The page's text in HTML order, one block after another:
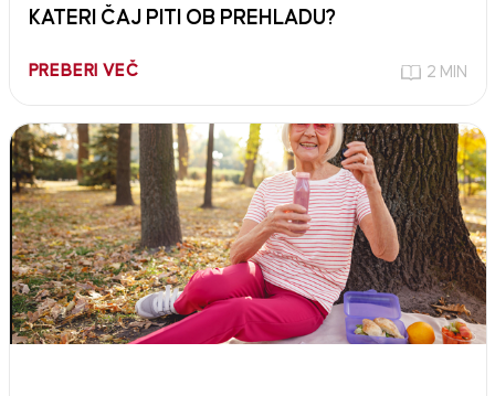
KATERI ČAJ PITI OB PREHLADU?
PREBERI VEČ 2 MIN